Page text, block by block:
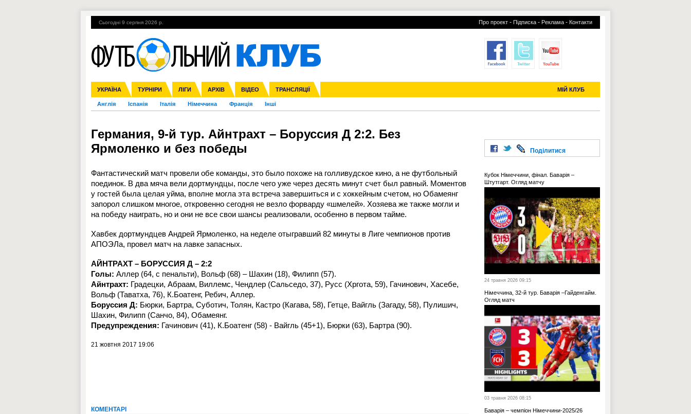
Сьогодні 9 серпня 2026 р. Про проект - Підписка - Реклама - Контакти
УКРАЇНА ТУРНІРИ ЛІГИ АРХІВ ВІДЕО ТРАНСЛЯЦІЇ МІЙ КЛУБ
Збірна Прем'єр-ліга Перша ліга Друга ліга Кубок України Молодіжка
Ліга чемпіонів Ліга Європи Міжнародні Ліга націй Ліга конференцій
Англія Іспанія Італія Німеччина Франція Інші
ЧС-2014 ЄВРО-2016 Росія Кубок конфедерацій ЧЄ-2015 (U-21)
Гарячі теми УПЛ, 2-й тур ВІЙНА УПЛ-ПЕРЕХОДИ УСІ ТРАНСФЕРИ
Германия, 9-й тур. Айнтрахт – Боруссия Д 2:2. Без
Ярмоленко и без победы
Фантастический матч провели обе команды, это было похоже на голливудское кино, а не футбольный
поединок. В два мяча вели дортмундцы, после чего уже через десять минут счет был равный. Моментов
у гостей была целая уйма, вполне могла эта встреча завершиться и с хоккейным счетом, но Обамеянг
запорол слишком многое, откровенно сегодня не везло форварду «шмелей». Хозяева же также могли и
на победу наиграть, но и они не все свои шансы реализовали, особенно в первом тайме.
Хавбек дортмундцев Андрей Ярмоленко, на неделе отыгравший 82 минуты в Лиге чемпионов против
АПОЭЛа, провел матч на лавке запасных.
АЙНТРАХТ – БОРУССИЯ Д – 2:2
Голы: Аллер (64, с пенальти), Вольф (68) – Шахин (18), Филипп (57).
Айнтрахт: Градецки, Абраам, Виллемс, Чендлер (Сальседо, 37), Русс (Хргота, 59), Гачинович, Хасебе,
Вольф (Таватха, 76), К.Боатенг, Ребич, Аллер.
Боруссия Д: Бюрки, Бартра, Суботич, Толян, Кастро (Кагава, 58), Гетце, Вайгль (Загаду, 58), Пулишич,
Шахин, Филипп (Санчо, 84), Обамеянг.
Предупреждения: Гачинович (41), К.Боатенг (58) - Вайгль (45+1), Бюрки (63), Бартра (90).
21 жовтня 2017 19:06
КОМЕНТАРІ
Поділитися
Кубок Німеччини, фінал. Баварія –
Штутгарт. Огляд матчу
24 травня 2026 09:15
Німеччина, 32-й тур. Баварія –Гайденгайм.
Огляд матч
03 травня 2026 08:15
Баварія – чемпіон Німеччини-2025/26